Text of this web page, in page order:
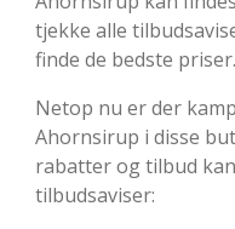
tjekke alle
finde de bedste priser.
Netop nu er der
Ahornsirup i disse
rabatter og tilbud
tilbudsaviser: